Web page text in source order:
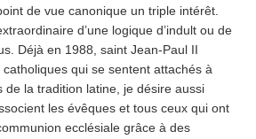
de vue canonique un triple intérêt.
d’une logique d’indult ou de
Déjà en 1988, saint Jean-Paul II
qui se sentent attachés à
la tradition latine, je désire aussi
les évêques et tous ceux qui ont
ecclésiale grâce à des